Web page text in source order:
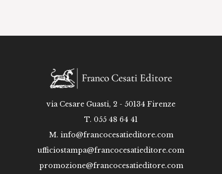
via Cesare Guasti, 2 - 50134 Firenze
T. 055 48 64 41
M. info@francocesatieditore.com
ufficiostampa@francocesatieditore.com
promozione@francocesatieditore.com